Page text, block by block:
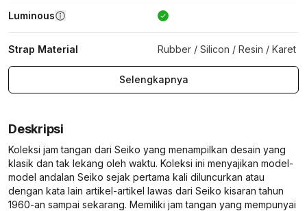
Luminous
Strap Material Rubber / Silicon / Resin / Karet
Selengkapnya
Deskripsi
Koleksi jam tangan dari Seiko yang menampilkan desain yang
klasik dan tak lekang oleh waktu. Koleksi ini menyajikan model-
model andalan Seiko sejak pertama kali diluncurkan atau
dengan kata lain artikel-artikel lawas dari Seiko kisaran tahun
1960-an sampai sekarang. Memiliki jam tangan yang mempunyai